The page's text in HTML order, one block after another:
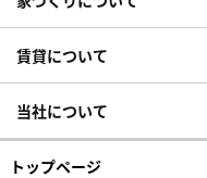
賃貸について
当社について
トップページ